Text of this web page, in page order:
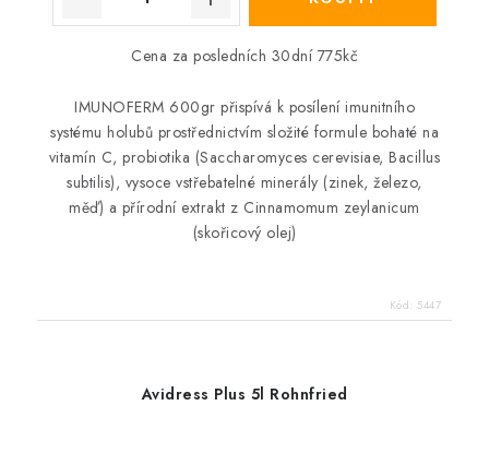
Cena za posledních 30dní 775kč
IMUNOFERM 600gr přispívá k posílení imunitního
systému holubů prostřednictvím složité formule bohaté na
vitamín C, probiotika (Saccharomyces cerevisiae, Bacillus
subtilis), vysoce vstřebatelné minerály (zinek, železo,
měď) a přírodní extrakt z Cinnamomum zeylanicum
(skořicový olej)
Kód: 5447
Avidress Plus 5l Rohnfried